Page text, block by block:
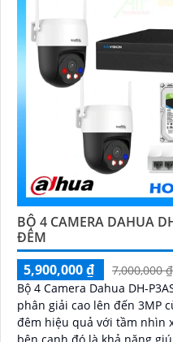
BỘ 4 CAMERA DAHUA
ĐÊM
5,900,000 ₫
7,000,000 ₫
Bộ 4 Camera Dahua DH-
phân giải cao lên đến 3MP
đêm hiệu quả với tầm nhìn